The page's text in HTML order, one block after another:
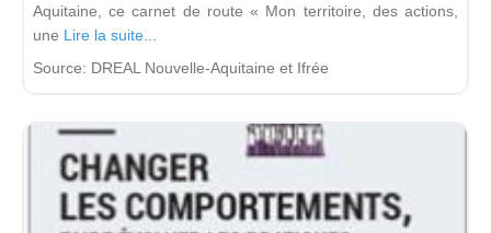
Aquitaine, ce carnet de route « Mon territoire, des actions,
une Lire la suite...
Source: DREAL Nouvelle-Aquitaine et Ifrée